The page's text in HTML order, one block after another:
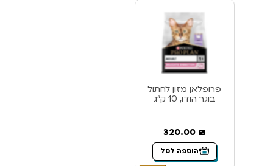
פרופלאן מזון לחתול
בוגר הודו, 10 ק”ג
320.00 ₪
הוספה לסל